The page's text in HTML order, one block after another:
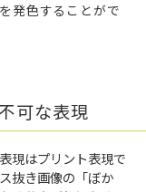
発色することがで
可な表現
現はプリント表現で
抜き画像の「ぼか